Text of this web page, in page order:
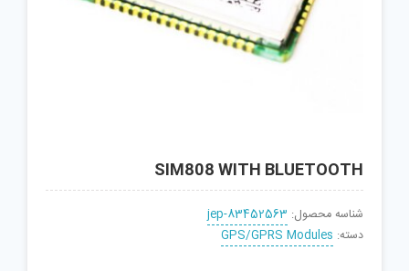
SIM808 WITH BLUETOOTH
شناسه محصول: jep-83452563
دسته: GPS/GPRS Modules